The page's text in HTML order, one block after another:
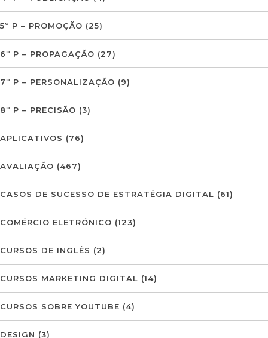
5º P – PROMOÇÃO (25)
6º P – PROPAGAÇÃO (27)
7º P – PERSONALIZAÇÃO (9)
8º P – PRECISÃO (3)
APLICATIVOS (76)
AVALIAÇÃO (467)
CASOS DE SUCESSO DE ESTRATÉGIA DIGITAL (61)
COMÉRCIO ELETRÓNICO (123)
CURSOS DE INGLÊS (2)
CURSOS MARKETING DIGITAL (14)
CURSOS SOBRE YOUTUBE (4)
DESIGN (3)